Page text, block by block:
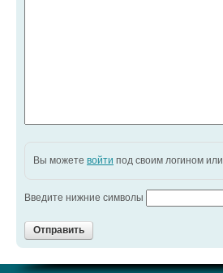
Вы можете войти под своим логином или
Введите нижние символы
Отправить